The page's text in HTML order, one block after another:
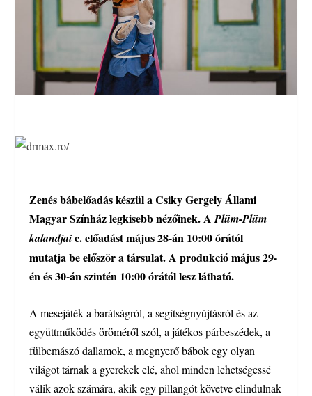
Zenés bábelőadás készül a Csiky Gergely Állami
Magyar Színház legkisebb nézőinek. APlüm-Plüm
kalandjaic. előadást május 28-án 10:00 órától
mutatja be először a társulat. A produkció május 29-
én és 30-án szintén 10:00 órától lesz látható.
A mesejáték a barátságról, a segítségnyújtásról és az
együttműködés öröméről szól, a játékos párbeszédek, a
fülbemászó dallamok, a megnyerő bábok egy olyan
világot tárnak a gyerekek elé, ahol minden lehetségessé
válik azok számára, akik egy pillangót követve elindulnak